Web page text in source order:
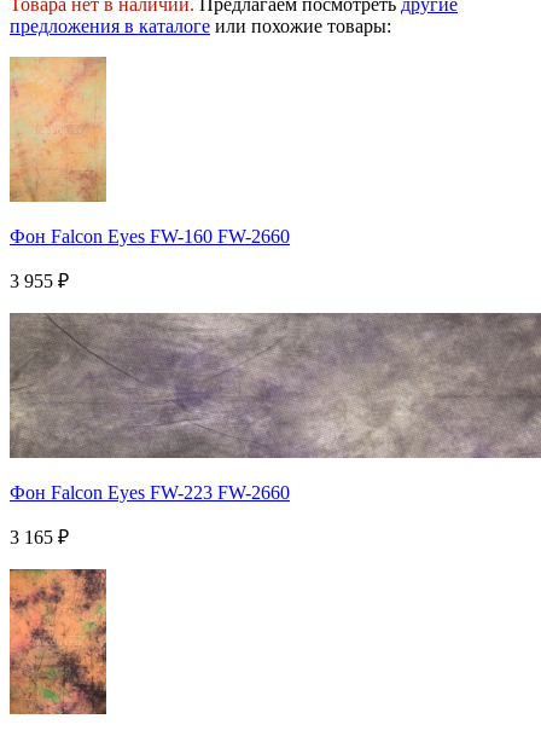
предложения в каталоге или похожие товары:
Фон Falcon Eyes FW-160 FW-2660
3 955 ₽
Фон Falcon Eyes FW-223 FW-2660
3 165 ₽